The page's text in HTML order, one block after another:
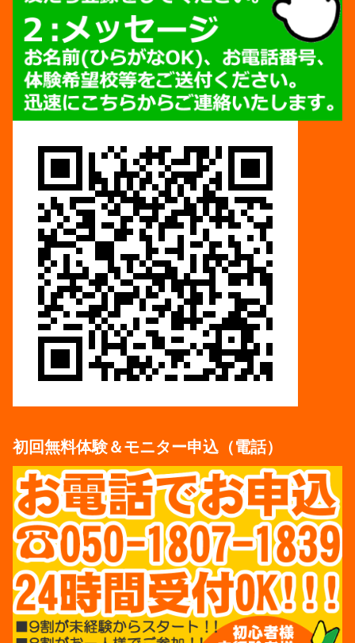
初回無料体験＆モニター申込（電話）